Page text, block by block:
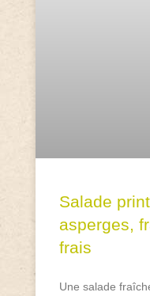
Salade
asperges,
frais
Une salade